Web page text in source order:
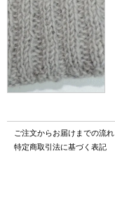
ご注文からお届けまでの流れ
特定商取引法に基づく表記